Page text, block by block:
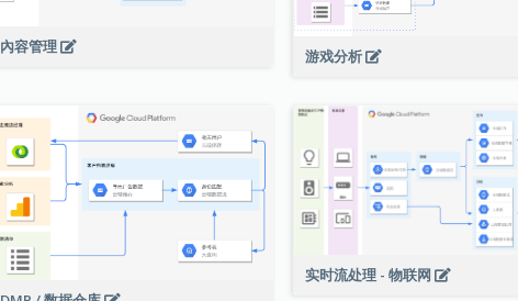
內容管理
游戏分析
实时流处理 - 物联网